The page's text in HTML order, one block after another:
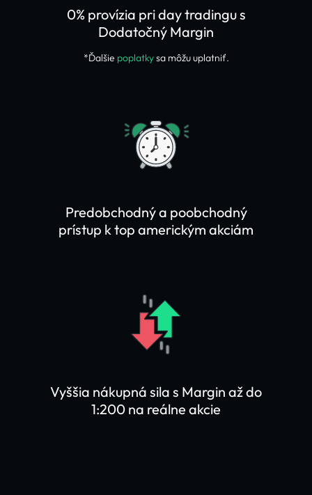
*Ďalšie poplatkysa môžu uplatniť.
0% provízia pri day tradingu s
Dodatočný Margin
Predobchodný a poobchodný
prístup k top americkým akciám
Vyššia nákupná sila s Margin až do
1:200 na reálne akcie